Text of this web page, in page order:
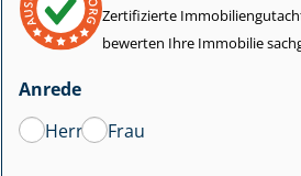
Zertifizierte
bewerten Ihre Immobilie
Anrede
Herr
Frau